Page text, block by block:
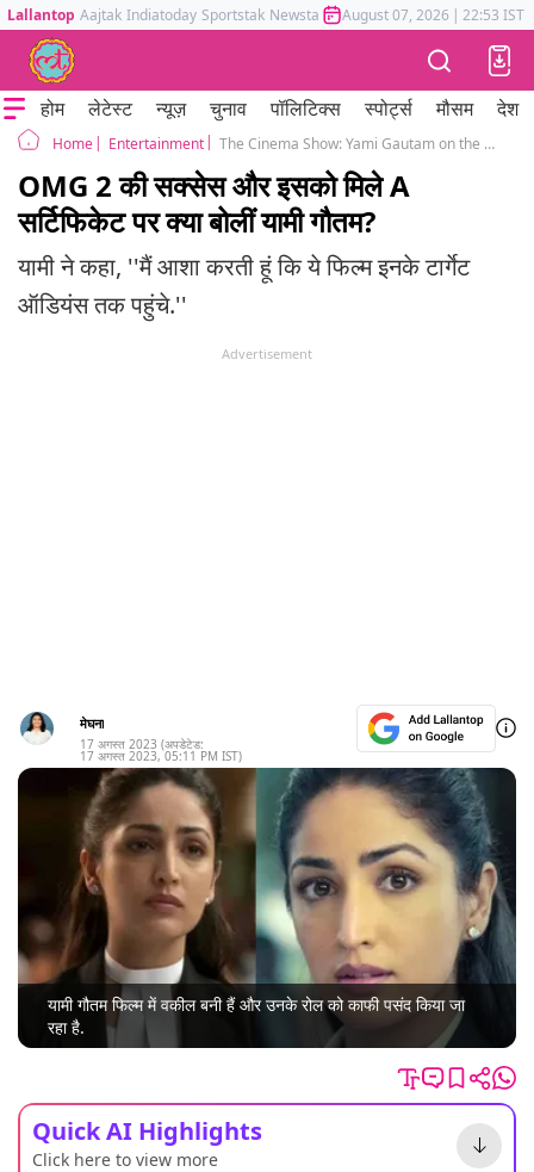
Lallantop Aajtak Indiatoday Sportstak Newstak Mumbai Tak Astrotak
August 07, 2026 | 22:53 IST
होम लेटेस्ट न्यूज़ चुनाव पॉलिटिक्स स्पोर्ट्स मौसम देश
Home Entertainment The Cinema Show: Yami Gautam on the success of OMG 2 and Aamir Khan's son Junaid next project update
OMG 2 की सक्सेस और इसको मिले A
सर्टिफिकेट पर क्या बोलीं यामी गौतम?
यामी ने कहा, ''मैं आशा करती हूं कि ये फिल्म इनके टार्गेट
ऑडियंस तक पहुंचे.''
Advertisement
मेघना
17 अगस्त 2023 (अपडेटेड:
17 अगस्त 2023, 05:11 PM IST)
यामी गौतम फिल्म में वकील बनी हैं और उनके रोल को काफी पसंद किया जा
रहा है.
Quick AI Highlights
Click here to view more